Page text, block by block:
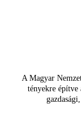
A Magyar
tényekre